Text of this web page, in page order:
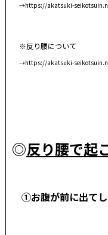
→https://akatsuki-
※反り腰について
→https://akatsuki-
◎反り腰で起
①お腹が前に出て